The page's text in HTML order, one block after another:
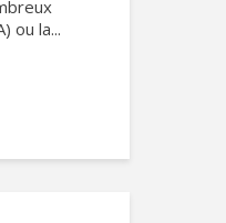
ou la...